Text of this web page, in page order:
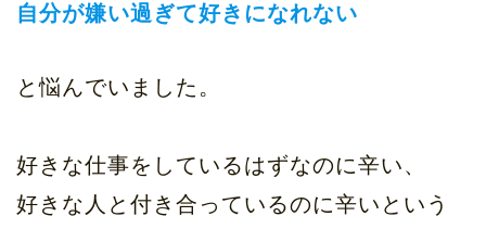
自分が嫌い過ぎて好きになれない
と悩んでいました。
好きな仕事をしているはずなのに辛い、
好きな人と付き合っているのに辛いという